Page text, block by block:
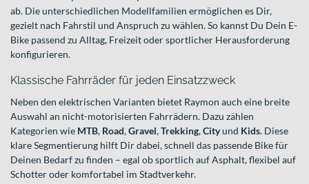
ab. Die unterschiedlichen Modellfamilien ermöglichen es Dir,
gezielt nach Fahrstil und Anspruch zu wählen. So kannst Du Dein E-
Bike passend zu Alltag, Freizeit oder sportlicher Herausforderung
konfigurieren.
Klassische Fahrräder für jeden Einsatzzweck
Neben den elektrischen Varianten bietet Raymon auch eine breite
Auswahl an nicht-motorisierten Fahrrädern. Dazu zählen
Kategorien wie MTB, Road,Gravel,Trekking,Cityund Kids. Diese
klare Segmentierung hilft Dir dabei, schnell das passende Bike für
Deinen Bedarf zu finden – egal ob sportlich auf Asphalt, flexibel auf
Schotter oder komfortabel im Stadtverkehr.